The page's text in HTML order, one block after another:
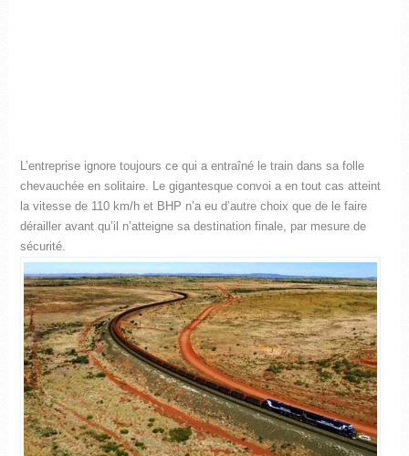
L’entreprise ignore toujours ce qui a entraîné le train dans sa folle
chevauchée en solitaire. Le gigantesque convoi a en tout cas atteint
la vitesse de 110 km/h et BHP n’a eu d’autre choix que de le faire
dérailler avant qu’il n’atteigne sa destination finale, par mesure de
sécurité.